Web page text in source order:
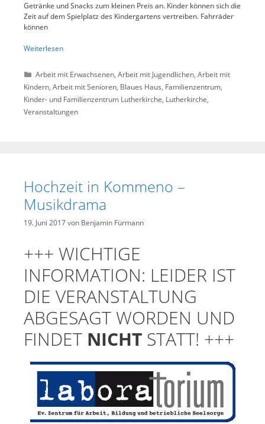
Getränke und Snacks zum kleinen Preis an. Kinder können sich die
Zeit auf dem Spielplatz des Kindergartens vertreiben. Fahrräder
können
Weiterlesen
Kategorien
Arbeit mit Erwachsenen,Arbeit mit Jugendlichen,Arbeit mit
Kindern, Arbeit mit Senioren, Blaues Haus, Familienzentrum,
Kinder- und Familienzentrum Lutherkirche, Lutherkirche,
Veranstaltungen
Hochzeit in Kommeno –
Musikdrama
19. Juni 2017von Benjamin Fürmann
+++ WICHTIGE
INFORMATION: LEIDER IST
DIE VERANSTALTUNG
ABGESAGT WORDEN UND
FINDET NICHT STATT! +++